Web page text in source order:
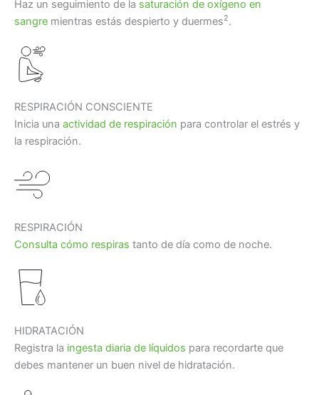
Haz un seguimiento de la saturación de oxígeno en
sangre mientras estás despierto y duermes2.
RESPIRACIÓN CONSCIENTE
Inicia una actividad de respiración para controlar el estrés y
la respiración.
RESPIRACIÓN
Consulta cómo respiras tanto de día como de noche.
HIDRATACIÓN
Registra la ingesta diaria de líquidos para recordarte que
debes mantener un buen nivel de hidratación.